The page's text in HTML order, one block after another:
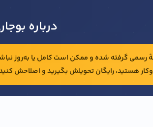
درباره
رسمی گرفته شده و ممکن است کامل یا به‌روز
هستید، رایگان تحویلش بگیرید و اصلاحش